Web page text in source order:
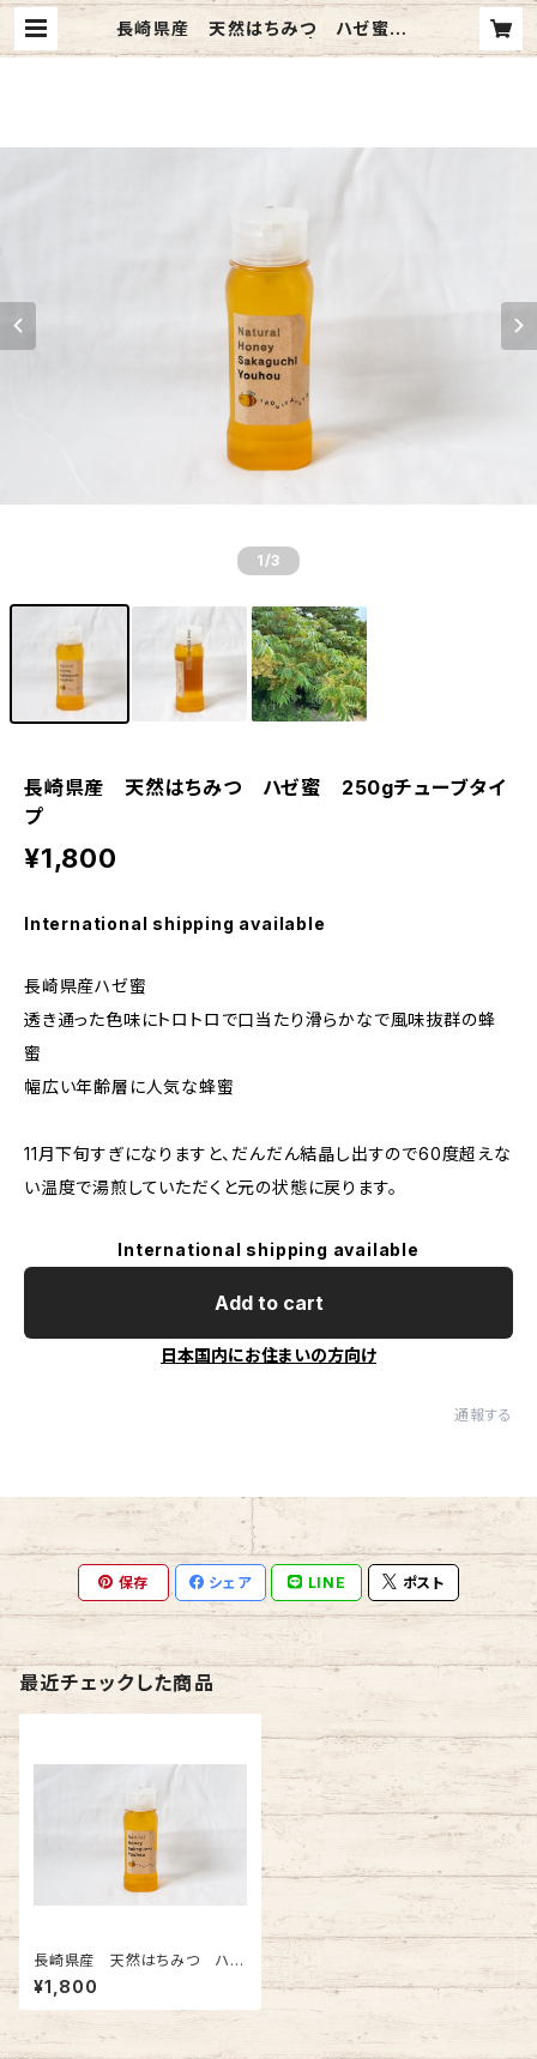
長崎県産 天然はちみつ ハゼ蜜 2
50gチューブタイプ | 坂口養蜂
1 /3
長崎県産 天然はちみつ ハゼ蜜 250gチューブタイ
プ
¥1,800
International shipping available
長崎県産ハゼ蜜
透き通った色味にトロトロで口当たり滑らかなで風味抜群の蜂
蜜
幅広い年齢層に人気な蜂蜜
11月下旬すぎになりますと、だんだん結晶し出すので60度超えな
い温度で湯煎していただくと元の状態に戻ります。
International shipping available
Add to cart
日本国内にお住まいの方向け
通報する
保存 シェア LINE ポスト
最近チェックした商品
長崎県産 天然はちみつ ハゼ
蜜 250gチューブタイプ
¥1,800